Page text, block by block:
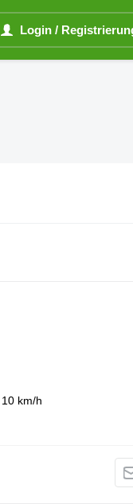
Login /
10 km/h